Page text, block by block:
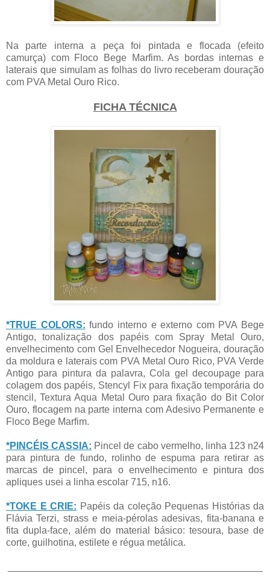
Na parte interna a peça foi pintada e flocada (efeito
camurça) com Floco Bege Marfim. As bordas internas e
laterais que simulam as folhas do livro receberam douração
com PVA Metal Ouro Rico.
FICHA TÉCNICA
*TRUE COLORS: fundo interno e externo com PVA Bege
Antigo, tonalização dos papéis com Spray Metal Ouro,
envelhecimento com Gel Envelhecedor Nogueira, douração
da moldura e laterais com PVA Metal Ouro Rico, PVA Verde
Antigo para pintura da palavra, Cola gel decoupage para
colagem dos papéis, Stencyl Fix para fixação temporária do
stencil, Textura Aqua Metal Ouro para fixação do Bit Color
Ouro, flocagem na parte interna com Adesivo Permanente e
Floco Bege Marfim.
*PINCÉIS CASSIA: Pincel de cabo vermelho, linha 123 n24
para pintura de fundo, rolinho de espuma para retirar as
marcas de pincel, para o envelhecimento e pintura dos
apliques usei a linha escolar 715, n16.
*TOKE E CRIE: Papéis da coleção Pequenas Histórias da
Flávia Terzi, strass e meia-pérolas adesivas, fita-banana e
fita dupla-face, além do material básico: tesoura, base de
corte, guilhotina, estilete e régua metálica.